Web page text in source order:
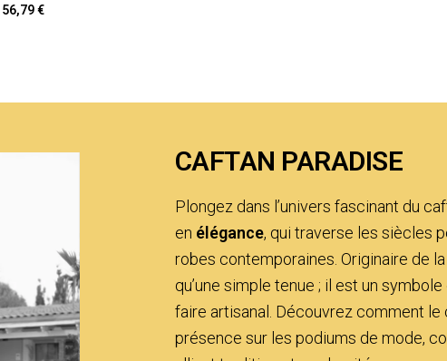
56,79€
CAFTAN PARADISE
Plongez dans l’univers fascinant du
en élégance, qui traverse les siècles
robes contemporaines. Originaire de
qu’une simple tenue ; il est un
faire artisanal. Découvrez comment
présence sur les podiums de mode,